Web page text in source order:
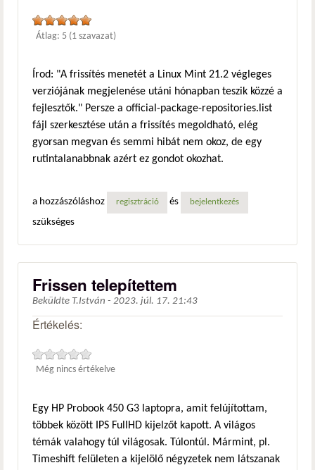
Átlag: 5 (1 szavazat)
Írod: "A frissítés menetét a Linux Mint 21.2 végleges
verziójának megjelenése utáni hónapban teszik közzé a
fejlesztők." Persze a official-package-repositories.list
fájl szerkesztése után a frissítés megoldható, elég
gyorsan megvan és semmi hibát nem okoz, de egy
rutintalanabbnak azért ez gondot okozhat.
a hozzászóláshoz regisztráció és bejelentkezés
szükséges
Frissen telepítettem
Beküldte T.István - 2023. júl. 17. 21:43
Értékelés:
Még nincs értékelve
Egy HP Probook 450 G3 laptopra, amit felújítottam,
többek között IPS FullHD kijelzőt kapott. A világos
témák valahogy túl világosak. Túlontúl. Mármint, pl.
Timeshift felületen a kijelölő négyzetek nem látszanak